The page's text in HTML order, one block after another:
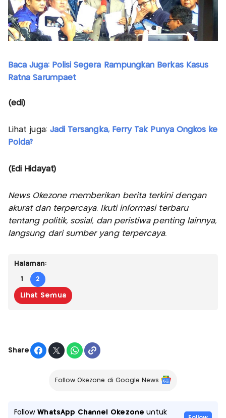
Baca Juga: Polisi Segera Rampungkan Berkas Kasus
Ratna Sarumpaet
(edi)
Lihat juga: Jadi Tersangka, Ferry Tak Punya Ongkos ke
Polda?
(Edi Hidayat)
News Okezone memberikan berita terkini dengan
akurat dan terpercaya. Ikuti informasi terbaru
tentang politik, sosial, dan peristiwa penting lainnya,
langsung dari sumber yang terpercaya.
Halaman:
1 2
Lihat Semua
Share
Follow Okezone di Google News
FollowWhatsApp Channel Okezone untuk